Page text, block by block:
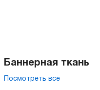
Баннерная ткань
Посмотреть все